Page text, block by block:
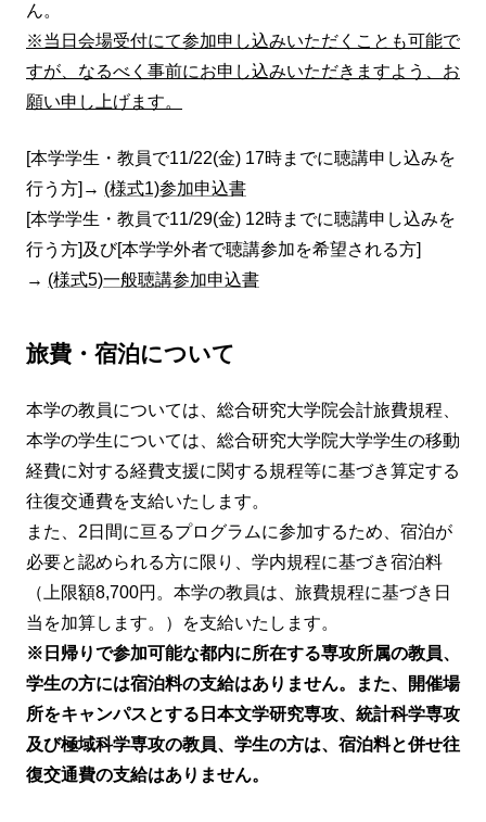
ん。
※当日会場受付にて参加申し込みいただくことも可能で
すが、なるべく事前にお申し込みいただきますよう、お
願い申し上げます。
[本学学生・教員で11/22(金) 17時までに聴講申し込みを
行う方]→ (様式1)参加申込書
[本学学生・教員で11/29(金) 12時までに聴講申し込みを
行う方]及び[本学学外者で聴講参加を希望される方]
→ (様式5)一般聴講参加申込書
旅費・宿泊について
本学の教員については、総合研究大学院会計旅費規程、
本学の学生については、総合研究大学院大学学生の移動
経費に対する経費支援に関する規程等に基づき算定する
往復交通費を支給いたします。
また、2日間に亘るプログラムに参加するため、宿泊が
必要と認められる方に限り、学内規程に基づき宿泊料
（上限額8,700円。本学の教員は、旅費規程に基づき日
当を加算します。）を支給いたします。
※日帰りで参加可能な都内に所在する専攻所属の教員、
学生の方には宿泊料の支給はありません。また、開催場
所をキャンパスとする日本文学研究専攻、統計科学専攻
及び極域科学専攻の教員、学生の方は、宿泊料と併せ往
復交通費の支給はありません。